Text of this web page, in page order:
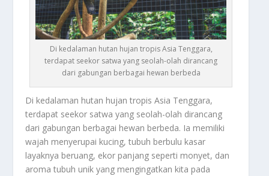
Di kedalaman hutan hujan tropis Asia Tenggara,
terdapat seekor satwa yang seolah-olah dirancang
dari gabungan berbagai hewan berbeda
Di kedalaman hutan hujan tropis Asia Tenggara,
terdapat seekor satwa yang seolah-olah dirancang
dari gabungan berbagai hewan berbeda. Ia memiliki
wajah menyerupai kucing, tubuh berbulu kasar
layaknya beruang, ekor panjang seperti monyet, dan
aroma tubuh unik yang mengingatkan kita pada